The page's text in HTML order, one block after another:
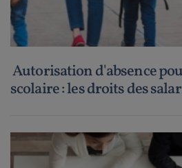
Autorisation d'absence
scolaire : les droits des